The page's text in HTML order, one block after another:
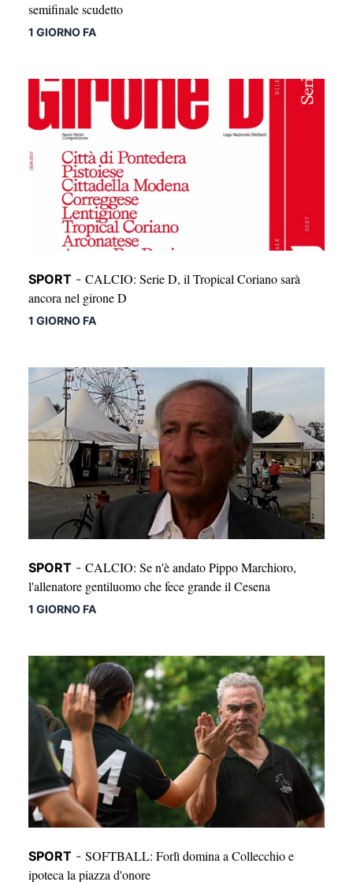
semifinale scudetto
1 GIORNO FA
SPORT - CALCIO: Serie D, il Tropical Coriano sarà
ancora nel girone D
1 GIORNO FA
SPORT - CALCIO: Se n'è andato Pippo Marchioro,
l'allenatore gentiluomo che fece grande il Cesena
1 GIORNO FA
SPORT - SOFTBALL: Forlì domina a Collecchio e
ipoteca la piazza d'onore